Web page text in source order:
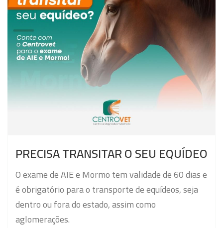
PRECISA TRANSITAR O SEU EQUÍDEO
O exame de AIE e Mormo tem validade de 60 dias e
é obrigatório para o transporte de equídeos, seja
dentro ou fora do estado, assim como
aglomerações.